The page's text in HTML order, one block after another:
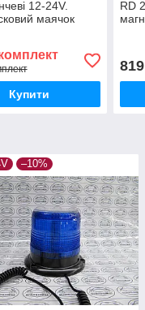
12-24V.
маячок
Купити
RD
819
–10%